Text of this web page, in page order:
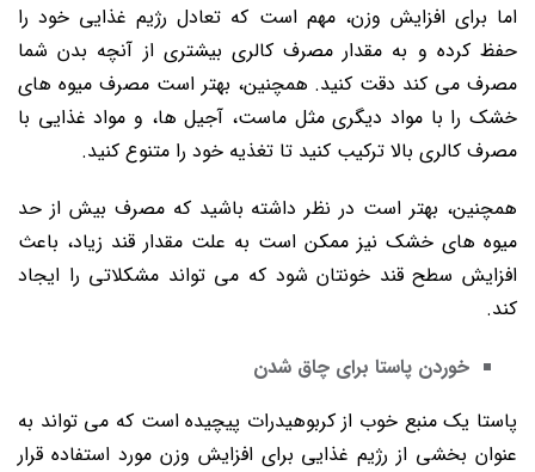
اما برای افزایش وزن، مهم است که تعادل رژیم غذایی خود را
حفظ کرده و به مقدار مصرف کالری بیشتری از آنچه بدن شما
مصرف می ‌کند دقت کنید. همچنین، بهتر است مصرف میوه ‌های
خشک را با مواد دیگری مثل ماست، آجیل‌ ها، و مواد غذایی با
مصرف کالری بالا ترکیب کنید تا تغذیه خود را متنوع کنید.
همچنین، بهتر است در نظر داشته باشید که مصرف بیش از حد
میوه ‌های خشک نیز ممکن است به علت مقدار قند زیاد، باعث
افزایش سطح قند خونتان شود که می ‌تواند مشکلاتی را ایجاد
کند.
خوردن پاستا برای چاق شدن
پاستا یک منبع خوب از کربوهیدرات پیچیده است که می ‌تواند به
عنوان بخشی از رژیم غذایی برای افزایش وزن مورد استفاده قرار